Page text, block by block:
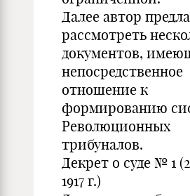
Далее автор
рассмотреть
документов,
непосредственное
отношение к
формированию
Революционных
трибуналов.
Декрет о суде № 1
1917 г.)